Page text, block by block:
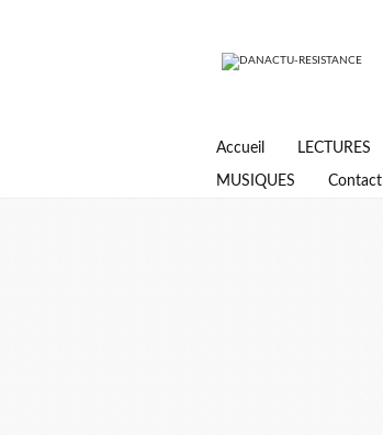
Accueil LECTURES
MUSIQUES Contact